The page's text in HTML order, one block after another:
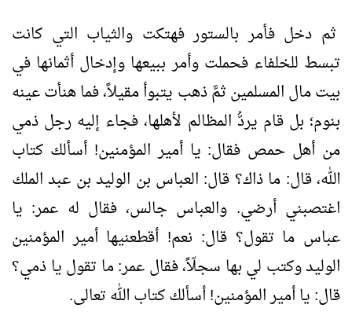
ثم دخل فأمر بالستور فهتكت والثياب التي كانت
تبسط للخلفاء فحملت وأمر ببيعها وإدخال أثمانها في
بيت مال المسلمين ثمَّ ذهب يتبوأ مقيلاً، فما هنأت عينه
بنوم؛ بل قام يردُّ المظالم لأهلها، فجاء إليه رجل ذمي
من أهل حمص فقال: يا أمير المؤمنين! أسألك كتاب
الله، قال: ما ذاك؟ قال: العباس بن الوليد بن عبد الملك
اغتصبني أرضي. والعباس جالس، فقال له عمر: يا
عباس ما تقول؟ قال: نعم! أقطعنيها أمير المؤمنين
الوليد وكتب لي بها سجلّاً، فقال عمر: ما تقول يا ذمي؟
قال: يا أمير المؤمنين! أسألك كتاب الله تعالى.